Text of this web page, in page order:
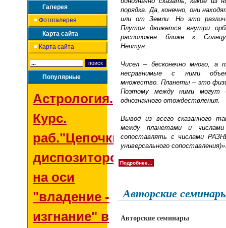
Галерея
Фотогалерея
Карта сайта
Карта сайта
Популярные
Астрология.
Курс.
раб."Цепочки
диспозиторов
на оси
"владение -
изгнание" в
порядка. Да, конечно, они
или от Земли. Но это
Плутон движется внутри
расположен ближе к
Нептун.
Чисел – бесконечно много,
несравнимые с ними
множество. Планеты – это
Поэтому между ними могут
однозначного отождествления.
Вывод из всего сказанного
между планетами и
сопоставлять с числами
универсального
Подробнее...
Авторские
Авторские семинары